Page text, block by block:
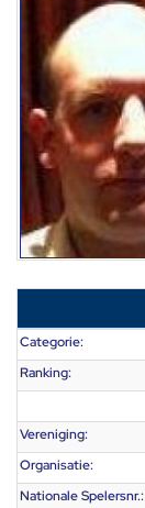
Categorie:
Ranking:
Vereniging:
Organisatie:
Nationale Spelersnr.: